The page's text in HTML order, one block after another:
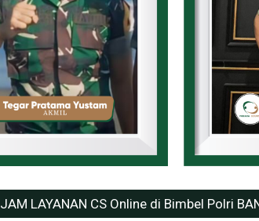
JAM LAYANAN CS Online di Bimbel Polri